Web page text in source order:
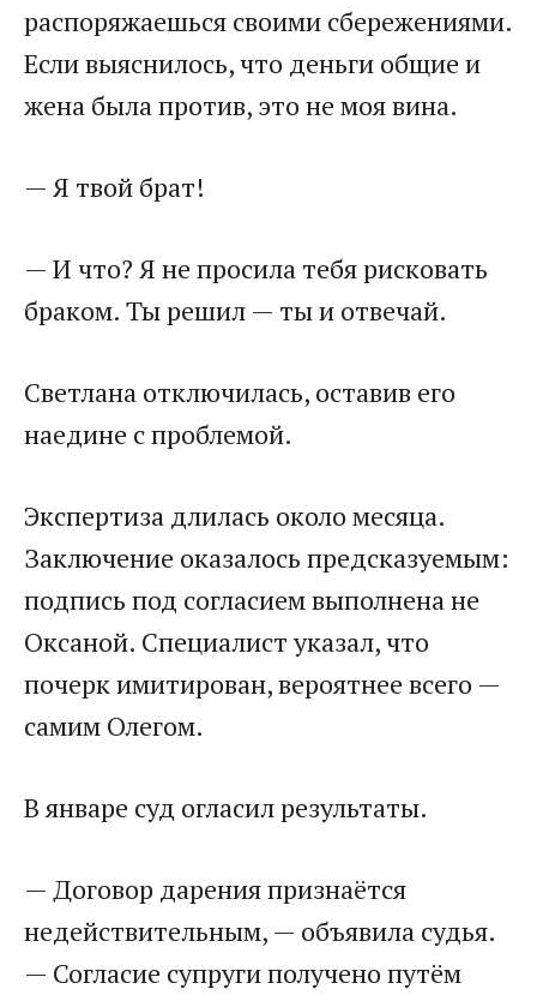
распоряжаешься своими сбережениями.
Если выяснилось, что деньги общие и
жена была против, это не моя вина.
— Я твой брат!
— И что? Я не просила тебя рисковать
браком. Ты решил — ты и отвечай.
Светлана отключилась, оставив его
наедине с проблемой.
Экспертиза длилась около месяца.
Заключение оказалось предсказуемым:
подпись под согласием выполнена не
Оксаной. Специалист указал, что
почерк имитирован, вероятнее всего —
самим Олегом.
В январе суд огласил результаты.
— Договор дарения признаётся
недействительным, — объявила судья.
— Согласие супруги получено путём